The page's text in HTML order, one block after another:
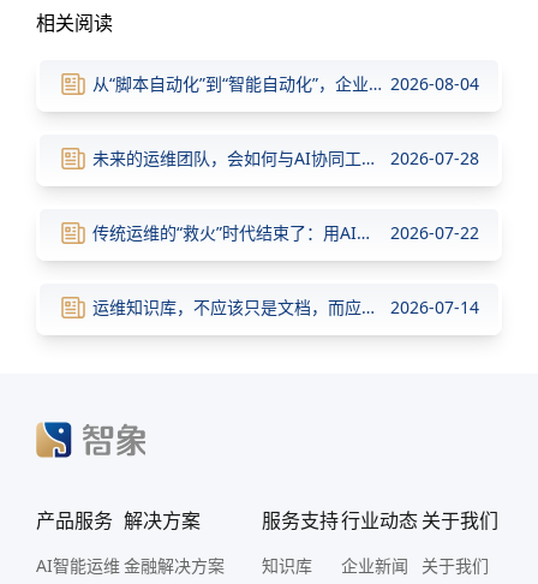
相关阅读
从“脚本自动化”到“智能自动化”，企业运维正在经历新的升级 2026-08-04
未来的运维团队，会如何与AI协同工作？ 2026-07-28
传统运维的“救火”时代结束了：用AI重新定义企业级智能运维 2026-07-22
运维知识库，不应该只是文档，而应该成为AI的大脑 2026-07-14
产品服务
AI智能运维
解决方案
金融解决方案
服务支持
知识库
行业动态
企业新闻
关于我们
关于我们